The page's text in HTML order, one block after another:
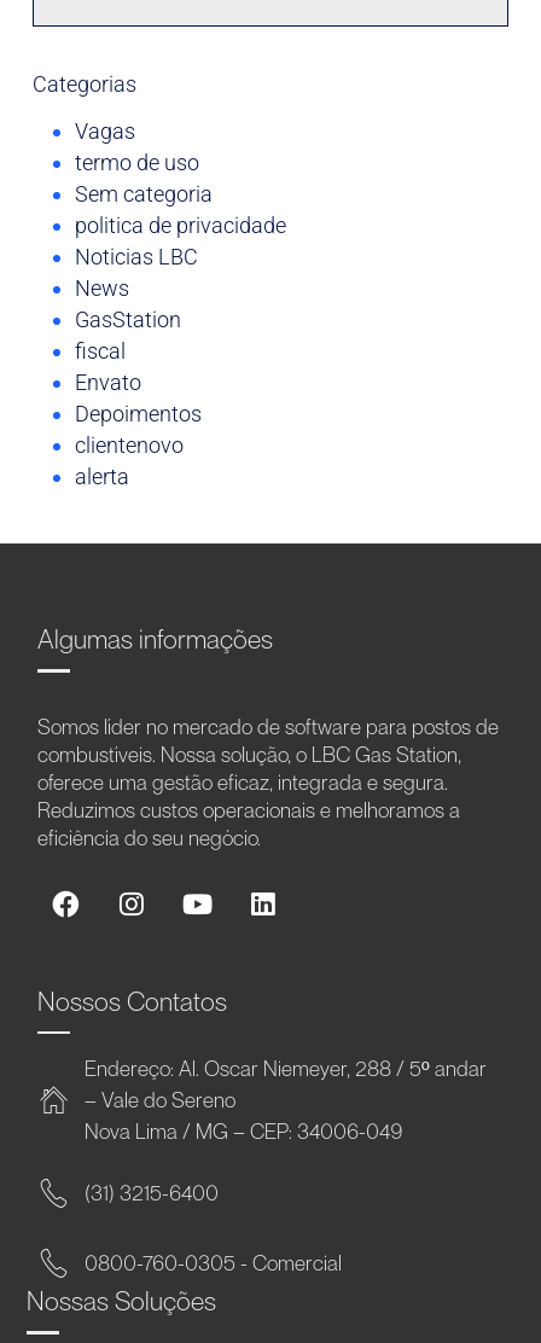
Categorias
Vagas
termo de uso
Sem categoria
politica de privacidade
Noticias LBC
News
GasStation
fiscal
Envato
Depoimentos
clientenovo
alerta
Algumas informações
Somos líder no mercado de software para postos de
combustíveis. Nossa solução, o LBC Gas Station,
oferece uma gestão eficaz, integrada e segura.
Reduzimos custos operacionais e melhoramos a
eficiência do seu negócio.
Nossos Contatos
Endereço: Al. Oscar Niemeyer, 288 / 5º andar
– Vale do Sereno
Nova Lima / MG – CEP: 34006-049
(31) 3215-6400
0800-760-0305 - Comercial
Nossas Soluções